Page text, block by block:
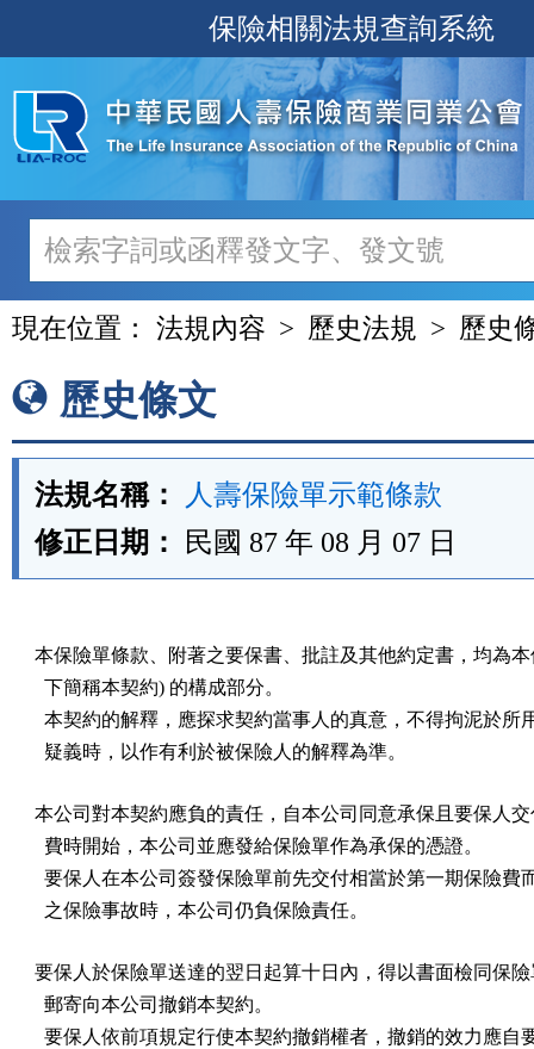
至
主
內
容
保險相關法規查詢系統
現在位置： 法規內容 歷史法規 歷史
歷史條文
法規名稱：
人壽保險單示範條款
修正日期：
民國 87 年 08 月 07 日
本保險單條款、附著之要保書、批註及其他約定書，均為
  下簡稱本契約) 的構成部分。
本契約的解釋，應探求契約當事人的真意，不得拘泥於所
  疑義時，以作有利於被保險人的解釋為準。
本公司對本契約應負的責任，自本公司同意承保且要保人
  費時開始，本公司並應發給保險單作為承保的憑證。
要保人在本公司簽發保險單前先交付相當於第一期保險費
  之保險事故時，本公司仍負保險責任。
要保人於保險單送達的翌日起算十日內，得以書面檢同保
  郵寄向本公司撤銷本契約。
要保人依前項規定行使本契約撤銷權者，撤銷的效力應自